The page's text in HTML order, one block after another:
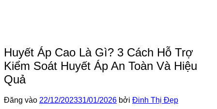
Huyết Áp Cao Là Gì? 3 Cách Hỗ Trợ
Kiểm Soát Huyết Áp An Toàn Và Hiệu
Quả
Đăng vào 22/12/202331/01/2026 bởi Đinh Thị Đẹp